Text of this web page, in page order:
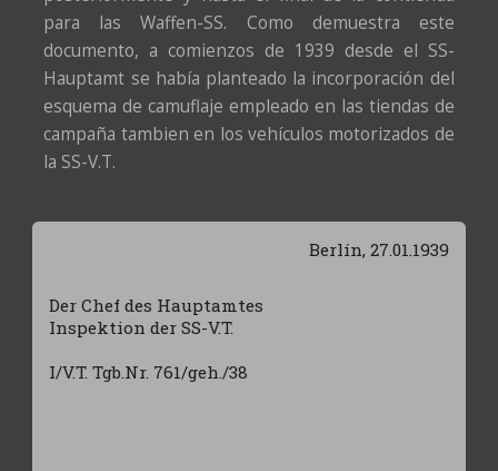
para las Waffen-SS. Como demuestra este
documento, a comienzos de 1939 desde el SS-
Hauptamt se había planteado la incorporación del
esquema de camuflaje empleado en las tiendas de
campaña tambien en los vehículos motorizados de
la SS-V.T.
Berlín, 27.01.1939
Der Chef des Hauptamtes
Inspektion der SS-V.T.
I/V.T. Tgb.Nr. 761/geh./38